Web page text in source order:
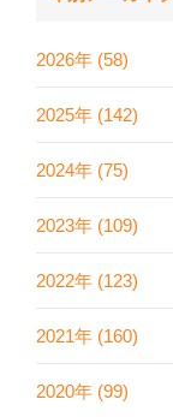
2026年 (58)
2025年 (142)
2024年 (75)
2023年 (109)
2022年 (123)
2021年 (160)
2020年 (99)